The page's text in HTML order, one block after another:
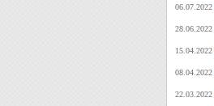
06.07.2022
28.06.2022
15.04.2022
08.04.2022
22.03.2022